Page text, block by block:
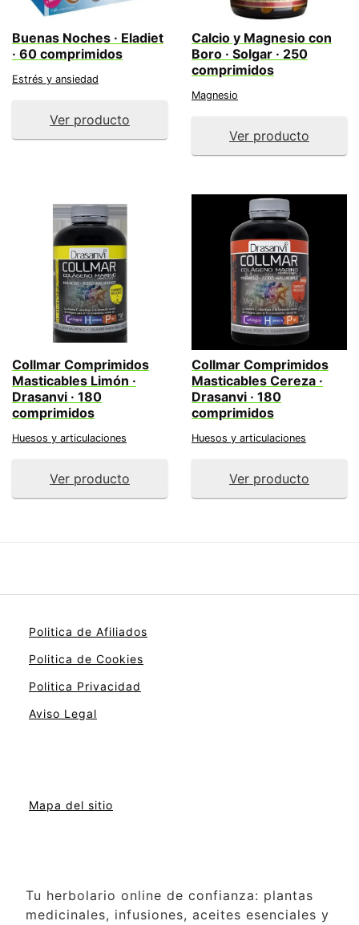
Buenas Noches · Eladiet
· 60 comprimidos
Estrés y ansiedad
Ver producto
Calcio y Magnesio con
Boro · Solgar · 250
comprimidos
Magnesio
Ver producto
Collmar Comprimidos
Masticables Limón ·
Drasanvi · 180
comprimidos
Huesos y articulaciones
Ver producto
Collmar Comprimidos
Masticables Cereza ·
Drasanvi · 180
comprimidos
Huesos y articulaciones
Ver producto
Politica de Afiliados
Politica de Cookies
Politica Privacidad
Aviso Legal
Mapa del sitio
Tu herbolario online de confianza: plantas
medicinales, infusiones, aceites esenciales y